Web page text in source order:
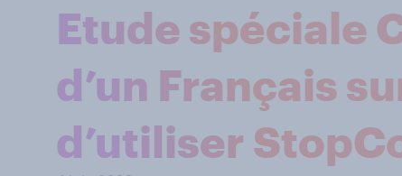
Etude spéciale
d’un Français
d’utiliser